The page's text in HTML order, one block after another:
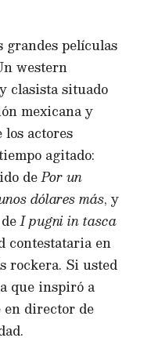
grandes películas
western
clasista situado
mexicana y
los actores
agitado:
dePor un
dólares más, y
I pugni in tasca
contestataria en
rockera. Si usted
que inspiró a
en director de